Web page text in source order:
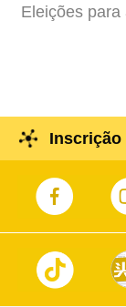
do seu
Eleições
especial e o
imediações, para cumprimentar e encorajar o
pessoal que
Inscrição